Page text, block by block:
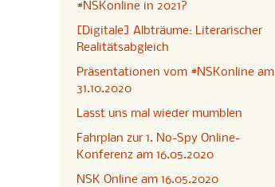
#NSKonline in 2021?
[Digitale] Albträume: Literarischer
Realitätsabgleich
Präsentationen vom #NSKonline am
31.10.2020
Lasst uns mal wieder mumblen
Fahrplan zur 1. No-Spy Online-
Konferenz am 16.05.2020
NSK Online am 16.05.2020